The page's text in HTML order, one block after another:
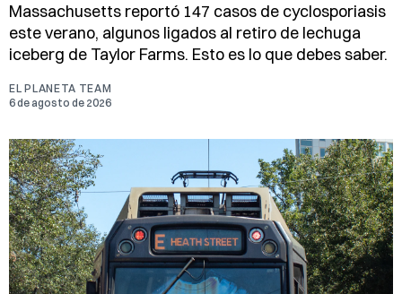
Massachusetts reportó 147 casos de cyclosporiasis
este verano, algunos ligados al retiro de lechuga
iceberg de Taylor Farms. Esto es lo que debes saber.
EL PLANETA TEAM
6 de agosto de 2026